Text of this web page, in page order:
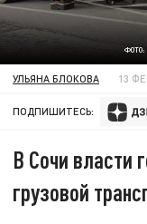
ФОТО:
УЛЬЯНА БЛОКОВА 13
ПОДПИШИТЕСЬ:
В Сочи власти
грузовой